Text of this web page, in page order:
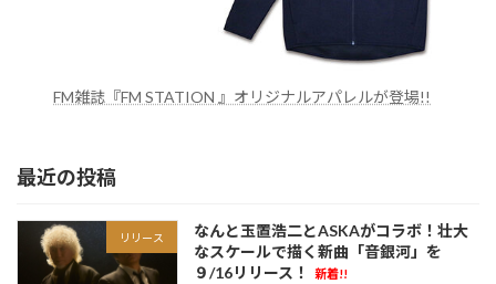
FM雑誌『FM STATION 』オリジナルアパレルが登場!!
最近の投稿
リリース
なんと玉置浩二とASKAがコラボ！壮大
なスケールで描く新曲「音銀河」を
９/16リリース！
新着!!